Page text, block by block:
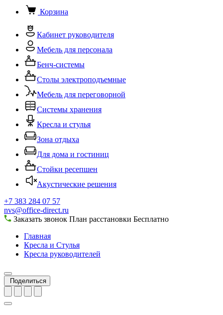
Корзина
Кабинет руководителя
Мебель для персонала
Бенч-системы
Столы электроподъемные
Мебель для переговорной
Системы хранения
Кресла и стулья
Зона отдыха
Для дома и гостиниц
Стойки ресепшен
Акустические решения
+7 383 284 07 57
nvs@office-direct.ru
Заказать звонок План расстановки Бесплатно
Главная
Кресла и Стулья
Кресла руководителей
Поделиться